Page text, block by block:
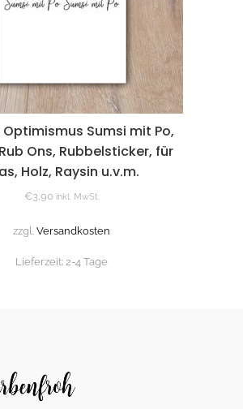
Sumsi mit Po,
Ons, Rubbelsticker, für
Holz, Raysin u.v.m.
€3,90 inkl. MwSt.
zzgl. Versandkosten
Lieferzeit: 2-4 Tage